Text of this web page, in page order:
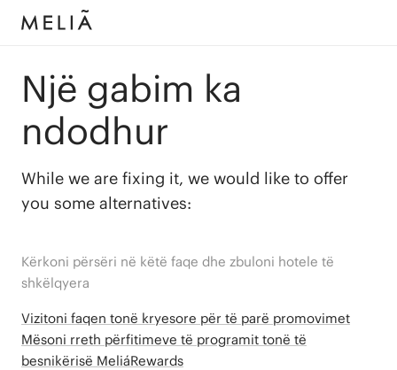
Një gabim ka
ndodhur
While we are fixing it, we would like to offer
you some alternatives:
Kërkoni përsëri në këtë faqe dhe zbuloni hotele të
shkëlqyera
Vizitoni faqen tonë kryesore për të parë promovimet
Mësoni rreth përfitimeve të programit tonë të
besnikërisë MeliáRewards